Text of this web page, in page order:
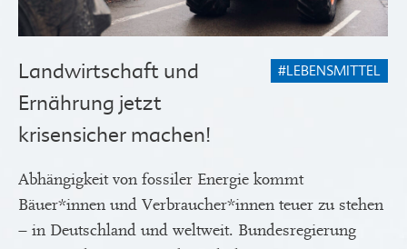
#LEBENSMITTEL
Landwirtschaft und
Ernährung jetzt
krisensicher machen!
Abhängigkeit von fossiler Energie kommt
Bäuer*innen und Verbraucher*innen teuer zu stehen
– in Deutschland und weltweit. Bundesregierung